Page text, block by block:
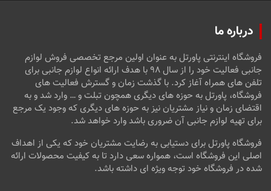
درباره ما
فروشگاه اینترنتی پاورتل به عنوان اولین مرجع تخصصی فروش لوازم
جانبی فعالیت خود را از سال ۹۸ با هدف ارائه انواع لوازم جانبی برای
تلفن های همراه آغاز کرد. با گذشت زمان و گسترش فعالیت های
فروشگاه، پاورتل به حوزه های دیگری همچون تبلت و … وارد شد و به
اقتضای زمان و نیاز مشتریان نیز به حوزه های دیگری که وجود یک مرجع
برای تهیه لوازم جانبی آن ضروری باشد وارد خواهد شد.
فروشگاه پاورتل برای دستیابی به رضایت مشتریان خود که یکی از اهداف
اصلی این فروشگاه است، همواره سعی دارد تا به کیفیت محصولات ارائه
شده در فروشگاه خود توجه ویژه ای داشته باشد.